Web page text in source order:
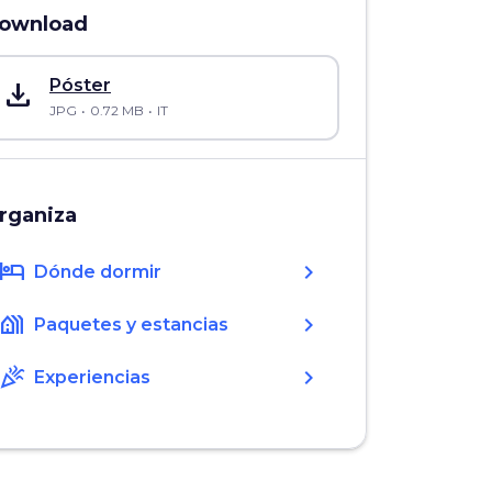
save_alt Póster
JPG 0.72 MB IT
hotel Dónde dormir chevron_right
holiday_village Paquetes y estancias chevron_right
celebration Experiencias chevron_right